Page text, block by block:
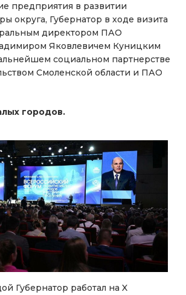
предприятия в развитии
округа, Губернатор в ходе визита
директором ПАО
Яковлевичем Куницким
социальном партнерстве
Смоленской области и ПАО
городов.
Губернатор работал на X